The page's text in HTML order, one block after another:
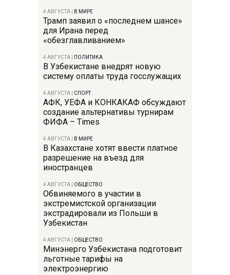
4 АВГУСТА В МИРЕ
Трамп заявил о «последнем шансе»
для Ирана перед
«обезглавливанием»
4 АВГУСТА ПОЛИТИКА
В Узбекистане внедрят новую
систему оплаты труда госслужащих
4 АВГУСТА СПОРТ
АФК, УЕФА и КОНКАКАФ обсуждают
создание альтернативы турнирам
ФИФА – Times
4 АВГУСТА В МИРЕ
В Казахстане хотят ввести платное
разрешение на въезд для
иностранцев
4 АВГУСТА ОБЩЕСТВО
Обвиняемого в участии в
экстремистской организации
экстрадировали из Польши в
Узбекистан
4 АВГУСТА ОБЩЕСТВО
Минэнерго Узбекистана подготовит
льготные тарифы на
электроэнергию